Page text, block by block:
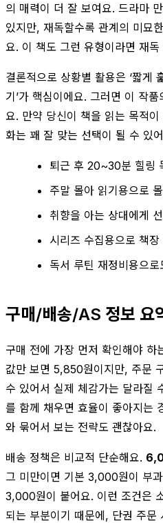
의 매력이 더 잘 보여요. 드라마
있지만, 재독할수록 관계의 미묘
요. 이 책도 그런 유형이라면 재
결론적으로 상황별 활용은 ‘짧게
기’가 핵심이에요. 그러면 이 작
요. 만약 당신이 책을 읽는 목적
화는 꽤 잘 맞는 선택이 될 수 있
퇴근 후 20~30분 힐링
주말 몰아 읽기용으로
취향을 아는 상대에게
시리즈 수집용으로 책
독서 루틴 재정비용으
구매/배송/AS 정보 요
구매 전에 가장 먼저 확인해야 하
값만 보면 5,850원이지만, 주문
수 있어서 실제 체감가는 달라질
를 함께 채우면 효율이 좋아지는
와 묶어서 보는 전략도 괜찮아요.
배송 정책은 비교적 단순해요.
그 미만이면 기본 3,000원이 부
3,000원이 붙어요. 이런 조건은
되는 부분이기 때문에, 단권 주문